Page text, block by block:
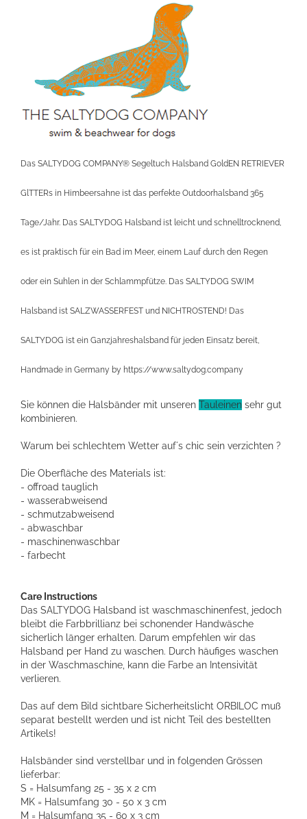
Das SALTYDOG COMPANY® Segeltuch Halsband GoldEN RETRIEVER
GlTTERs in Himbeersahne ist das perfekte Outdoorhalsband 365
Tage/Jahr. Das SALTYDOG Halsband ist leicht und schnelltrocknend,
es ist praktisch für ein Bad im Meer, einem Lauf durch den Regen
oder ein Suhlen in der Schlammpfütze. Das SALTYDOG SWIM
Halsband ist SALZWASSERFEST und NICHTROSTEND! Das
SALTYDOG ist ein Ganzjahreshalsband für jeden Einsatz bereit,
Handmade in Germany by https://www.saltydog.company
Sie können die Halsbänder mit unseren Tauleinen sehr gut
kombinieren.
Warum bei schlechtem Wetter auf´s chic sein verzichten ?
Die Oberfläche des Materials ist:
- offroad tauglich
- wasserabweisend
- schmutzabweisend
- abwaschbar
- maschinenwaschbar
- farbecht
Care Instructions
Das SALTYDOG Halsband ist waschmaschinenfest, jedoch
bleibt die Farbbrillianz bei schonender Handwäsche
sicherlich länger erhalten. Darum empfehlen wir das
Halsband per Hand zu waschen. Durch häufiges waschen
in der Waschmaschine, kann die Farbe an Intensivität
verlieren.
Das auf dem Bild sichtbare Sicherheitslicht ORBILOC muß
separat bestellt werden und ist nicht Teil des bestellten
Artikels!
Halsbänder sind verstellbar und in folgenden Grössen
lieferbar:
S = Halsumfang 25 - 35 x 2 cm
MK = Halsumfang 30 - 50 x 3 cm
M = Halsumfang 35 - 60 x 3 cm